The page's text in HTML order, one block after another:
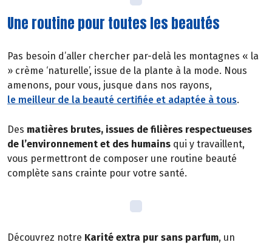
Une routine pour toutes les beautés
Pas besoin d’aller chercher par-delà les montagnes « la
» crème ‘naturelle’, issue de la plante à la mode. Nous
amenons, pour vous, jusque dans nos rayons,
le meilleur de la beauté certifiée et adaptée à tous.
Des matières brutes, issues de filières respectueuses
de l’environnement et des humains qui y travaillent,
vous permettront de composer une routine beauté
complète sans crainte pour votre santé.
Découvrez notre Karité extra pur sans parfum, un